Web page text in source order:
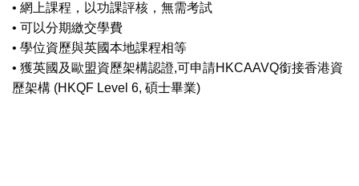
• 網上課程，以功課評核，無需考試
• 可以分期繳交學費
• 學位資歷與英國本地課程相等
• 獲英國及歐盟資歷架構認證,可申請HKCAAVQ銜接香港資
歷架構 (HKQF Level 6, 碩士畢業)